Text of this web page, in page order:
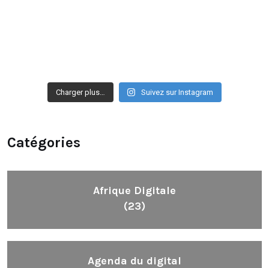
Charger plus… Suivez sur Instagram
Catégories
Afrique Digitale
(23)
Agenda du digital